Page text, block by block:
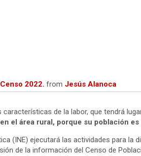
2022. from Jesús Alanoca
de la labor, que tendrá
el área rural, porque su población
(INE) ejecutará las actividades para la
de la información del Censo de